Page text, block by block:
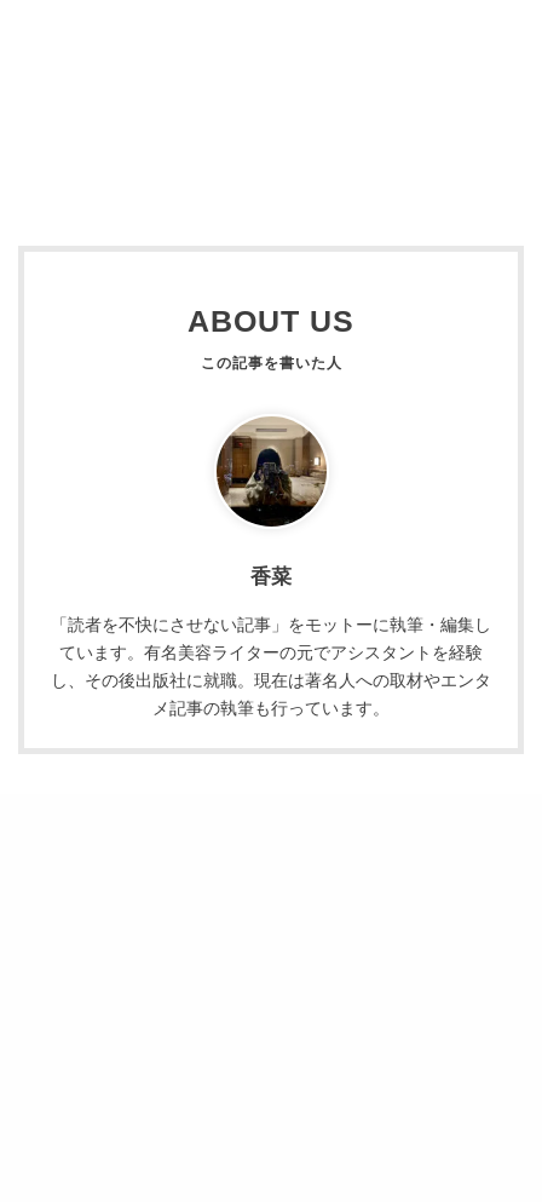
ABOUT US
香菜
「読者を不快にさせない記事」をモットーに執筆・編集し
ています。有名美容ライターの元でアシスタントを経験
し、その後出版社に就職。現在は著名人への取材やエンタ
メ記事の執筆も行っています。